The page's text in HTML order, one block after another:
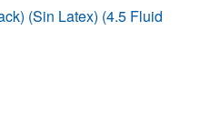
(Sin Latex) (4.5 Fluid